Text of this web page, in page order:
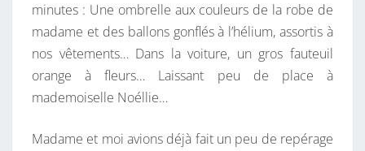
minutes : Une ombrelle aux couleurs de la robe de
madame et des ballons gonflés à l’hélium, assortis à
nos vêtements… Dans la voiture, un gros fauteuil
orange à fleurs… Laissant peu de place à
mademoiselle Noéllie…
Madame et moi avions déjà fait un peu de repérage